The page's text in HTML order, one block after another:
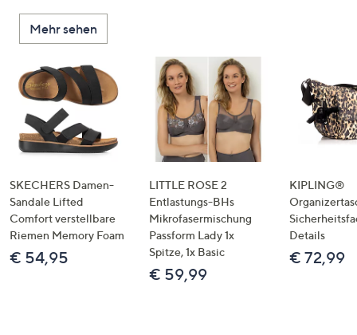
nach
unten
oder
wischen
Sie
Touch-
Geräten
links
bzw.
rechts,
um
diese
Mehr sehen
SKECHERS Damen-
Sandale Lifted
Comfort verstellbare
Riemen Memory Foam
€ 54,95
LITTLE ROSE 2
Entlastungs-BHs
Mikrofasermischung
Passform Lady 1x
Spitze, 1x Basic
€ 59,99
KIPLING®
Details
€ 72,99